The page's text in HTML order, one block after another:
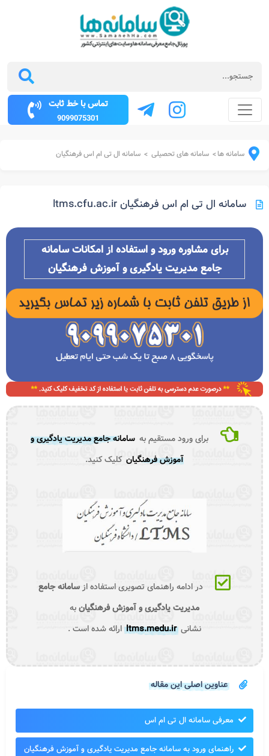
تماس با خط ثابت
9099075301
سامانه ها> سامانه های تحصیلی > سامانه ال تی ام اس فرهنگیان
سامانه ال تی ام اس فرهنگیان ltms.cfu.ac.ir
برای مشاوره ورود و استفاده از امکانات سامانه
جامع مدیریت یادگیری و آموزش فرهنگیان
برای ورود مستقیم به سامانه جامع مدیریت یادگیری و
آموزش فرهنگیان کلیک کنید.
در ادامه راهنمای تصویری استفاده ازسامانه جامع
مدیریت یادگیری و آموزش فرهنگیانبه
نشانیltms.medu.irارائه شده است .
عناوین اصلی این مقاله
معرفی سامانه ال تی ام اس
راهنمای ورود به سامانه جامع مدیریت یادگیری و آموزش فرهنگیان